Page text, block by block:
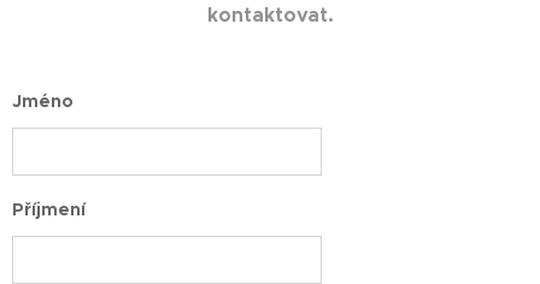
kontaktovat.
Jméno
Příjmení